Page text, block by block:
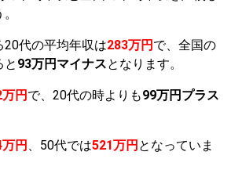
20代の平均年収は283万円 で、全国の
と 93万円マイナスとなります。
円 で、20代の時よりも99万円プラス
円 、50代では521万円 となっていま